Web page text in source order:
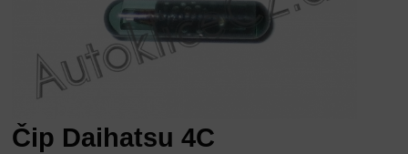
Čip Daihatsu 4C